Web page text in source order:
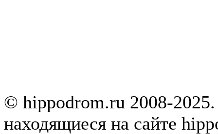
© hippodrom.ru 2008-
находящиеся на сайте